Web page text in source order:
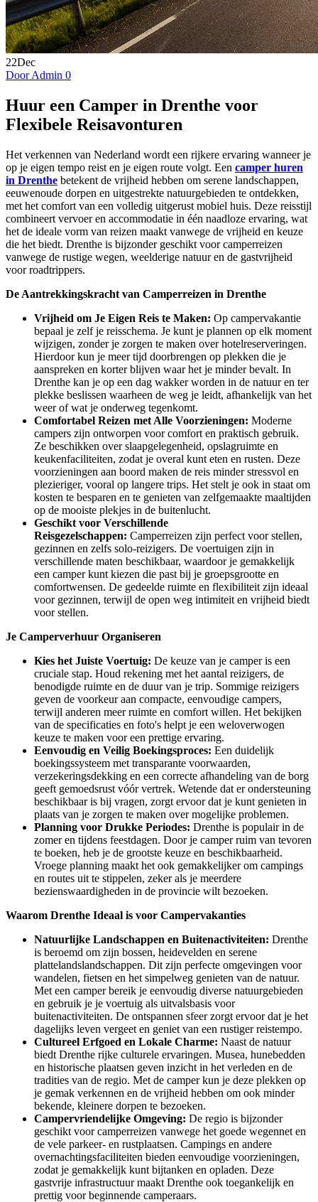
22Dec
Door Admin 0
Huur een Camper in Drenthe voor
Flexibele Reisavonturen
Het verkennen van Nederland wordt een rijkere ervaring wanneer je
op je eigen tempo reist en je eigen route volgt. Een camper huren
in Drenthe betekent de vrijheid hebben om serene landschappen,
eeuwenoude dorpen en uitgestrekte natuurgebieden te ontdekken,
met het comfort van een volledig uitgerust mobiel huis. Deze reisstijl
combineert vervoer en accommodatie in één naadloze ervaring, wat
het de ideale vorm van reizen maakt vanwege de vrijheid en keuze
die het biedt. Drenthe is bijzonder geschikt voor camperreizen
vanwege de rustige wegen, weelderige natuur en de gastvrijheid
voor roadtrippers.
De Aantrekkingskracht van Camperreizen in Drenthe
Vrijheid om Je Eigen Reis te Maken: Op campervakantie
bepaal je zelf je reisschema. Je kunt je plannen op elk moment
wijzigen, zonder je zorgen te maken over hotelreserveringen.
Hierdoor kun je meer tijd doorbrengen op plekken die je
aanspreken en korter blijven waar het je minder bevalt. In
Drenthe kan je op een dag wakker worden in de natuur en ter
plekke beslissen waarheen de weg je leidt, afhankelijk van het
weer of wat je onderweg tegenkomt.
Comfortabel Reizen met Alle Voorzieningen: Moderne
campers zijn ontworpen voor comfort en praktisch gebruik.
Ze beschikken over slaapgelegenheid, opslagruimte en
keukenfaciliteiten, zodat je overal kunt eten en rusten. Deze
voorzieningen aan boord maken de reis minder stressvol en
plezieriger, vooral op langere trips. Het stelt je ook in staat om
kosten te besparen en te genieten van zelfgemaakte maaltijden
op de mooiste plekjes in de buitenlucht.
Geschikt voor Verschillende
Reisgezelschappen: Camperreizen zijn perfect voor stellen,
gezinnen en zelfs solo-reizigers. De voertuigen zijn in
verschillende maten beschikbaar, waardoor je gemakkelijk
een camper kunt kiezen die past bij je groepsgrootte en
comfortwensen. De gedeelde ruimte en flexibiliteit zijn ideaal
voor gezinnen, terwijl de open weg intimiteit en vrijheid biedt
voor stellen.
Je Camperverhuur Organiseren
Kies het Juiste Voertuig: De keuze van je camper is een
cruciale stap. Houd rekening met het aantal reizigers, de
benodigde ruimte en de duur van je trip. Sommige reizigers
geven de voorkeur aan compacte, eenvoudige campers,
terwijl anderen meer ruimte en comfort willen. Het bekijken
van de specificaties en foto's helpt je een weloverwogen
keuze te maken voor een prettige ervaring.
Eenvoudig en Veilig Boekingsproces: Een duidelijk
boekingssysteem met transparante voorwaarden,
verzekeringsdekking en een correcte afhandeling van de borg
geeft gemoedsrust vóór vertrek. Wetende dat er ondersteuning
beschikbaar is bij vragen, zorgt ervoor dat je kunt genieten in
plaats van je zorgen te maken over mogelijke problemen.
Planning voor Drukke Periodes: Drenthe is populair in de
zomer en tijdens feestdagen. Door je camper ruim van tevoren
te boeken, heb je de grootste keuze en beschikbaarheid.
Vroege planning maakt het ook gemakkelijker om campings
en routes uit te stippelen, zeker als je meerdere
bezienswaardigheden in de provincie wilt bezoeken.
Waarom Drenthe Ideaal is voor Campervakanties
Natuurlijke Landschappen en Buitenactiviteiten: Drenthe
is beroemd om zijn bossen, heidevelden en serene
plattelandslandschappen. Dit zijn perfecte omgevingen voor
wandelen, fietsen en het simpelweg genieten van de natuur.
Met een camper bereik je eenvoudig diverse natuurgebieden
en gebruik je je voertuig als uitvalsbasis voor
buitenactiviteiten. De ontspannen sfeer zorgt ervoor dat je het
dagelijks leven vergeet en geniet van een rustiger reistempo.
Cultureel Erfgoed en Lokale Charme: Naast de natuur
biedt Drenthe rijke culturele ervaringen. Musea, hunebedden
en historische plaatsen geven inzicht in het verleden en de
tradities van de regio. Met de camper kun je deze plekken op
je gemak verkennen en de vrijheid hebben om ook minder
bekende, kleinere dorpen te bezoeken.
Campervriendelijke Omgeving: De regio is bijzonder
geschikt voor camperreizen vanwege het goede wegennet en
de vele parkeer- en rustplaatsen. Campings en andere
overnachtingsfaciliteiten bieden eenvoudige voorzieningen,
zodat je gemakkelijk kunt bijtanken en opladen. Deze
gastvrije infrastructuur maakt Drenthe ook toegankelijk en
prettig voor beginnende camperaars.